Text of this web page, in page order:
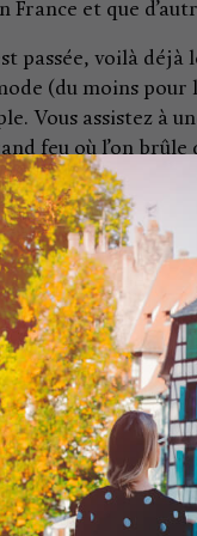
France et que
passée, voilà
(du moins
Vous assistez à
feu où l’on brûle
(ceux qu’on leur
parler quand
eux le premier
d’aller
après avoir
l’aéroport.
De retour chez
d’amis tokyoïtes
1